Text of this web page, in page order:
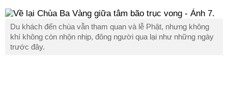
Du khách đến chùa vẫn tham quan và lễ Phật, nhưng không
khí không còn nhộn nhịp, đông người qua lại như những ngày
trước đây.